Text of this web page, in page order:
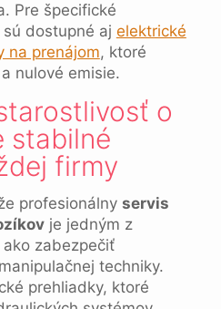
Pre špecifické
dostupné aj elektrické
na prenájom, ktoré
nulové emisie.
o
stabilné
firmy
profesionálny servis
je jedným z
zabezpečiť
techniky.
prehliadky, ktoré